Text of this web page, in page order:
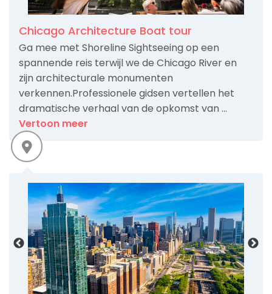
Chicago Architecture Boat tour
Ga mee met Shoreline Sightseeing op een
spannende reis terwijl we de Chicago River en
zijn architecturale monumenten
verkennen.Professionele gidsen vertellen het
dramatische verhaal van de opkomst van ...
Vertoon meer